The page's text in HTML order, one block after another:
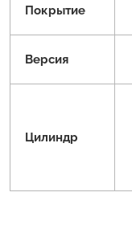
Покрытие
Версия
Цилиндр